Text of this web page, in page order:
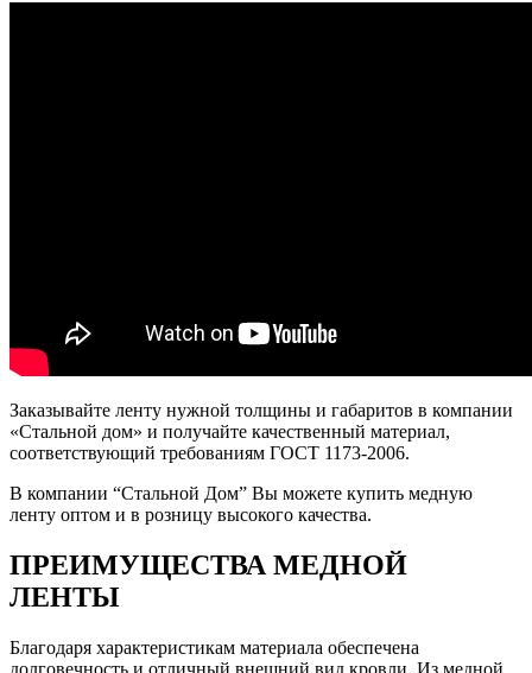
Заказывайте ленту нужной толщины и габаритов в компании
«Стальной дом» и получайте качественный материал,
соответствующий требованиям ГОСТ 1173-2006.
В компании “Стальной Дом” Вы можете купить медную
ленту оптом и в розницу высокого качества.
ПРЕИМУЩЕСТВА МЕДНОЙ
ЛЕНТЫ
Благодаря характеристикам материала обеспечена
долговечность и отличный внешний вид кровли. Из медной